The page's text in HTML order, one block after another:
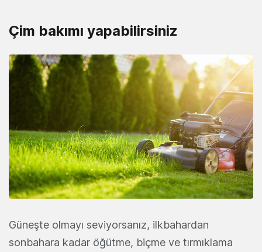
Çim bakımı yapabilirsiniz
Güneşte olmayı seviyorsanız, ilkbahardan
sonbahara kadar öğütme, biçme ve tırmıklama